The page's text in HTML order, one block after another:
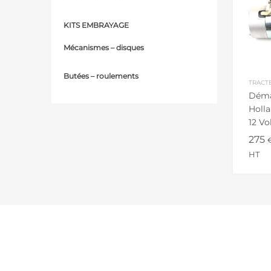
12
275
HT
KITS EMBRAYAGE
Mécanismes – disques
Butées – roulements